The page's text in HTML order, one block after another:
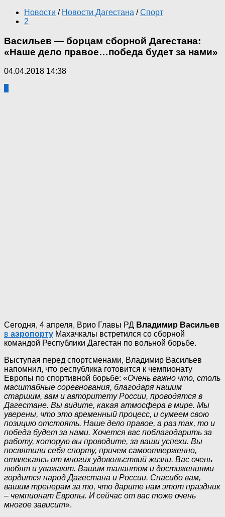
Новости / Новости Дагестана / Спорт
2
Васильев — борцам сборной Дагестана:
«Наше дело правое…победа будет за нами»
04.04.2018 14:38
Сегодня, 4 апреля, Врио Главы РД Владимир Васильев
в аэропорту Махачкалы встретился со сборной
командой Республики Дагестан по вольной борьбе.
Выступая перед спортсменами, Владимир Васильев
напомнил, что республика готовится к чемпионату
Европы по спортивной борьбе: «Очень важно что, столь
масштабные соревнования, благодаря нашим
старшим, вам и авторитету России, проводятся в
Дагестане. Вы видите, какая атмосфера в мире. Мы
уверены, что это временный процесс, и сумеем свою
позицию отстоять. Наше дело правое, а раз так, то и
победа будет за нами. Хочется вас поблагодарить за
работу, которую вы проводите, за ваши успехи. Вы
посвятили себя спорту, причем самоотверженно,
отвлекаясь от многих удовольствий жизни. Вас очень
любят и уважают. Вашим талантом и достижениями
гордится народ Дагестана и России. Спасибо вам,
вашим тренерам за то, что дарите нам этот праздник
– чемпионат Европы. И сейчас от вас тоже очень
многое зависит».